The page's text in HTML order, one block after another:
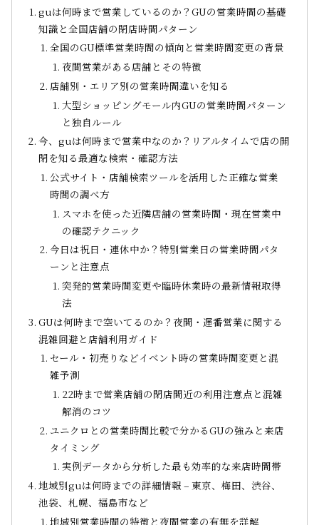
guは何時まで営業しているのか？GUの営業時間の基礎
知識と全国店舗の閉店時間パターン
全国のGU標準営業時間の傾向と営業時間変更の背景
夜間営業がある店舗とその特徴
店舗別・エリア別の営業時間違いを知る
大型ショッピングモール内GUの営業時間パターン
と独自ルール
今、guは何時まで営業中なのか？リアルタイムで店の開
閉を知る最適な検索・確認方法
公式サイト・店舗検索ツールを活用した正確な営業
時間の調べ方
スマホを使った近隣店舗の営業時間・現在営業中
の確認テクニック
今日は祝日・連休中か？特別営業日の営業時間パタ
ーンと注意点
突発的営業時間変更や臨時休業時の最新情報取得
法
GUは何時まで空いてるのか？夜間・遅番営業に関する
混雑回避と店舗利用ガイド
セール・初売りなどイベント時の営業時間変更と混
雑予測
22時まで営業店舗の閉店間近の利用注意点と混雑
解消のコツ
ユニクロとの営業時間比較で分かるGUの強みと来店
タイミング
実例データから分析した最も効率的な来店時間帯
地域別guは何時までの詳細情報 – 東京、梅田、渋谷、
池袋、札幌、福島市など
地域別営業時間の特徴と夜間営業の有無を詳解